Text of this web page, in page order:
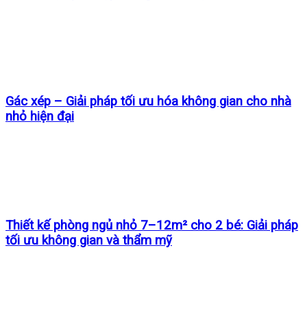
Gác xép – Giải pháp tối ưu hóa không gian cho nhà
nhỏ hiện đại
Thiết kế phòng ngủ nhỏ 7–12m² cho 2 bé: Giải pháp
tối ưu không gian và thẩm mỹ